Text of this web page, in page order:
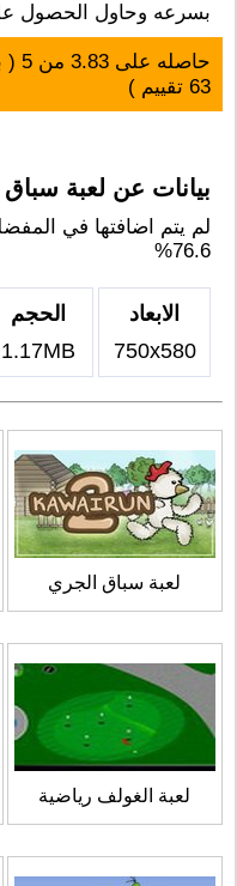
بسرعه وحاول الحصول
حاصله على3.83 من5
(
63 تقييم )
بيانات عن لعبة سباق
لم يتم اضافتها في
76.6%
الابعاد
750x580
الحجم
1.17MB
لعبة سباق الجري
لعبة الغولف رياضية